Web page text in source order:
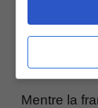
Alice
Shannon
Mentre la